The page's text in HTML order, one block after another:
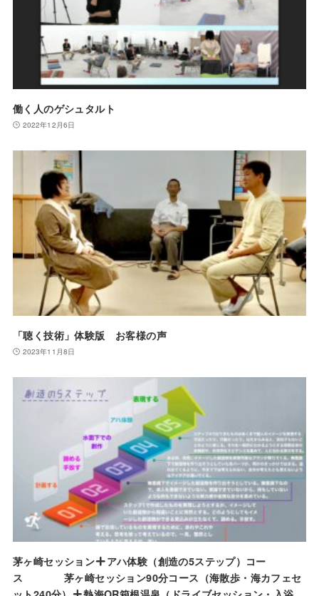
働く人のゲシュタルト
2022年12月6日
「聴く技術」体験版 お客様の声
2023年11月8日
茅ヶ崎セッション
アハ体験（創造の5ステップ）コー
ス 茅ヶ崎セッション90分コース（海散歩・海カフェセ